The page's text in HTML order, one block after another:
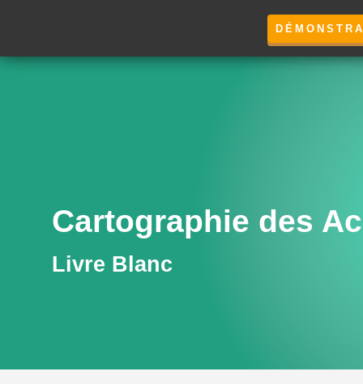
Cartographie des
Livre Blanc